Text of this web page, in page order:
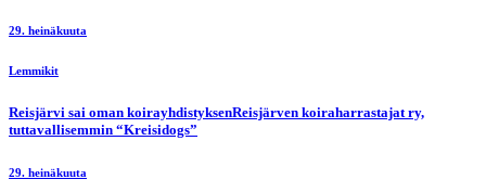
29. heinäkuuta
Lemmikit
Reisjärvi sai oman koirayhdistyksenReisjärven koiraharrastajat ry,
tuttavallisemmin “Kreisidogs”
29. heinäkuuta